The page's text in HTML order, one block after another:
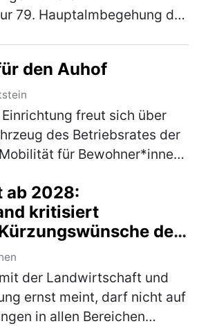
79. Hauptalmbegehung des
be…(mehr)
den Auhof
freut sich über
des Betriebsrates der
für Bewohner*innen
Auhofs, d…
ab 2028:
kritisiert
der
der Landwirtschaft und
ernst meint, darf nicht auf
in allen Bereichen